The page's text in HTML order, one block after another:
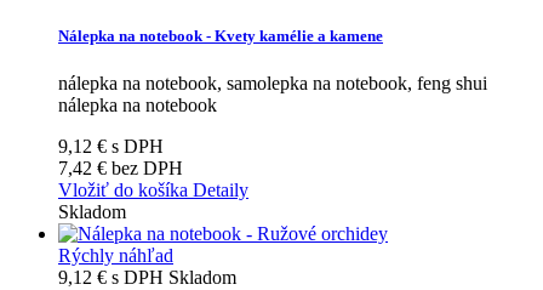
Nálepka na notebook - Kvety kamélie a kamene
nálepka na notebook, samolepka na notebook, feng shui
nálepka na notebook
9,12 € s DPH
7,42 € bez DPH
Vložiť do košíka Detaily
Skladom
Rýchly náhľad
9,12 € s DPH Skladom